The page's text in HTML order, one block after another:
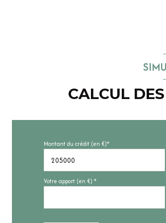
CALCUL
Montant du crédit (en €)*
Votre apport (en €) *